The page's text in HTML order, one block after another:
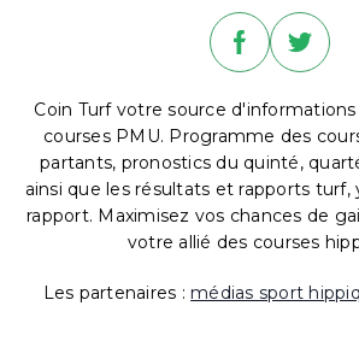
Coin Turf votre source
courses PMU. Programme des
partants, pronostics du quinté,
ainsi que les résultats et rapports turf,
rapport. Maximisez vos chances de
votre allié des courses
Les partenaires : médias sport